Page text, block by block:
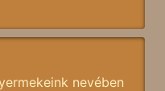
nevében